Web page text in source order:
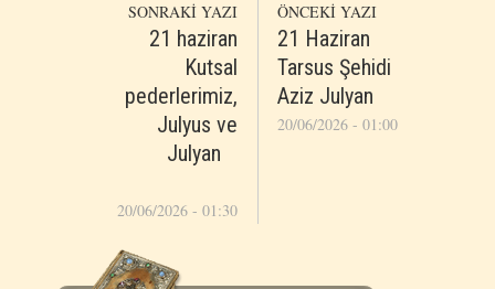
SONRAKİ YAZI
21 haziran
Kutsal
pederlerimiz,
Julyus ve
Julyan
20/06/2026 - 01:30
ÖNCEKİ YAZI
21 Haziran
Tarsus Şehidi
Aziz Julyan
20/06/2026 - 01:00